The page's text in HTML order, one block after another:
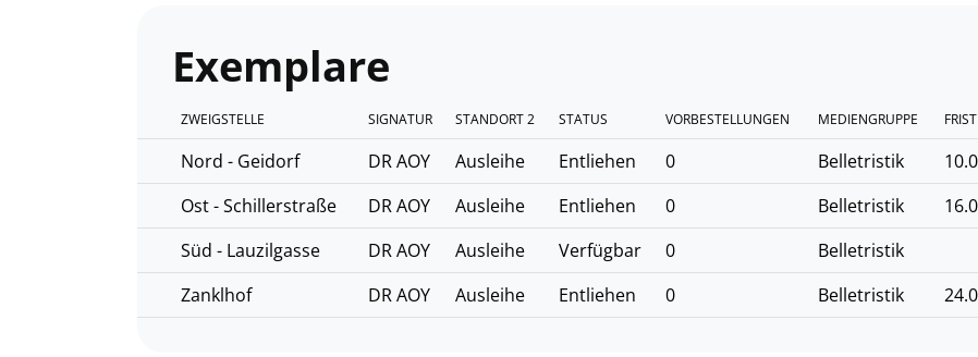
Exemplare
ZWEIGSTELLE SIGNATUR STANDORT 2 STATUS VORBESTELLUNGEN MEDIENGRUPPE FRIST
Nord - Geidorf DR AOY Ausleihe Entliehen 0 Belletristik
Ost - Schillerstraße
DR AOY Ausleihe Entliehen 0 Belletristik
Süd - Lauzilgasse
DR AOY Ausleihe Verfügbar 0 Belletristik
Zanklhof
DR AOY Ausleihe Entliehen 0 Belletristik